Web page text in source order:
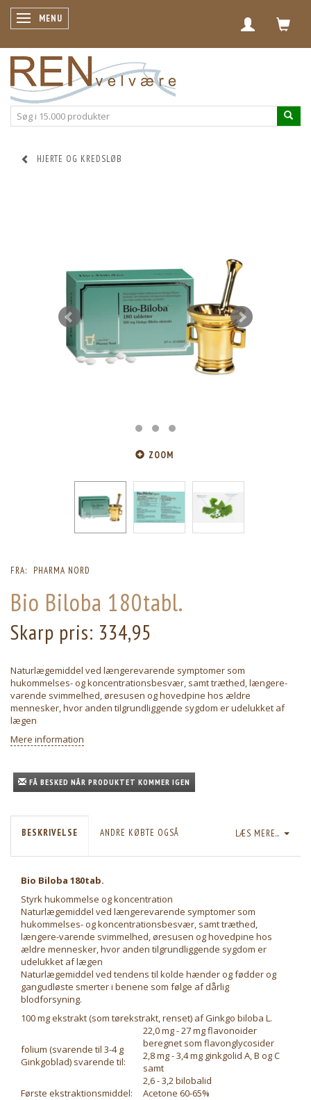
SKIFTE NAVIGATION
MENU
HJERTE OG KREDSLØB
ZOOM
FRA: PHARMA NORD
Bio Biloba 180tabl.
Skarp pris: 334,95
Naturlægemiddel ved længerevarende symptomer som
hukommelses- og koncentrationsbesvær, samt træthed, længere-
varende svimmelhed, øresusen og hovedpine hos ældre
mennesker, hvor anden tilgrundliggende sygdom er udelukket af
lægen
Mere information
FÅ BESKED NÅR PRODUKTET KOMMER IGEN
LÆS MERE...
BESKRIVELSE ANDRE KØBTE OGSÅ
Bio Biloba 180tab.
Styrk hukommelse og koncentration
Naturlægemiddel ved længerevarende symptomer som
hukommelses- og koncentrationsbesvær, samt træthed,
længere-varende svimmelhed, øresusen og hovedpine hos
ældre mennesker, hvor anden tilgrundliggende sygdom er
udelukket af lægen
Naturlægemiddel ved tendens til kolde hænder og fødder og
gangudløste smerter i benene som følge af dårlig
blodforsyning.
100 mg ekstrakt (som tørekstrakt, renset) af Ginkgo biloba L.
folium (svarende til 3-4 g
Ginkgoblad) svarende til:
22,0 mg - 27 mg flavonoider
beregnet som flavonglycosider
2,8 mg - 3,4 mg ginkgolid A, B og C
samt
2,6 - 3,2 bilobalid
Første ekstraktionsmiddel:
Acetone 60-65%